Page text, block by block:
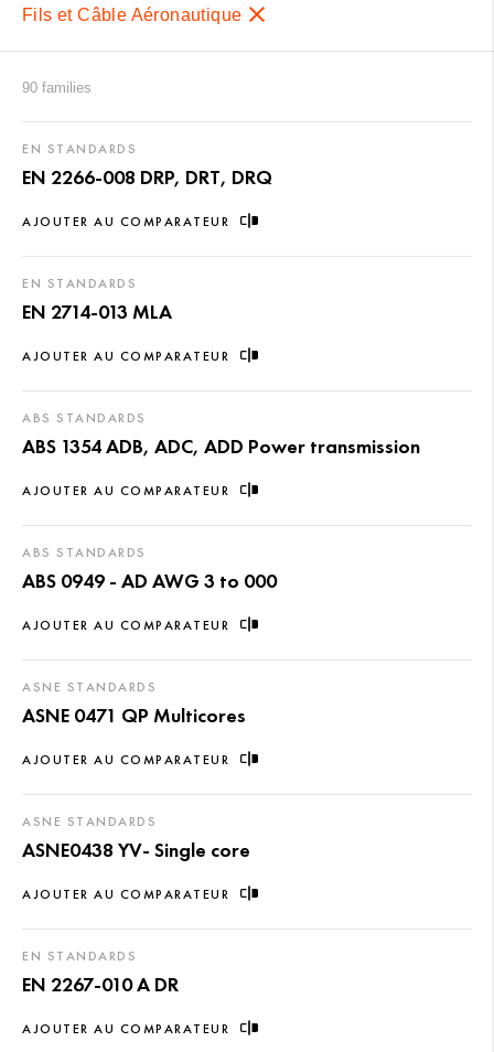
Fils et Câble Aéronautique
90 families
AJOUTER AU COMPARATEUR
EN STANDARDS
EN 2266-008 DRP, DRT, DRQ
AJOUTER AU COMPARATEUR
EN STANDARDS
EN 2714-013 MLA
AJOUTER AU COMPARATEUR
ABS STANDARDS
ABS 1354 ADB, ADC, ADD Power transmission
AJOUTER AU COMPARATEUR
ABS STANDARDS
ABS 0949 - AD AWG 3 to 000
AJOUTER AU COMPARATEUR
ASNE STANDARDS
ASNE 0471 QP Multicores
AJOUTER AU COMPARATEUR
ASNE STANDARDS
ASNE0438 YV- Single core
AJOUTER AU COMPARATEUR
EN STANDARDS
EN 2267-010 A DR